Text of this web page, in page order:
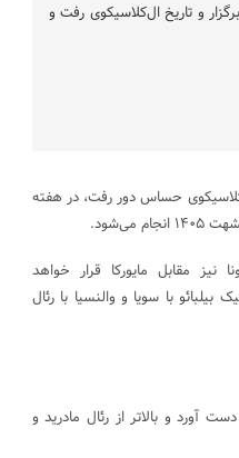
و تاریخ ال‌کلاسیکوی رفت و
حساس دور رفت، در هفته
مقابل مایورکا قرار خواهد
با سویا و والنسیا با رئال
آورد و بالاتر از رئال مادرید و